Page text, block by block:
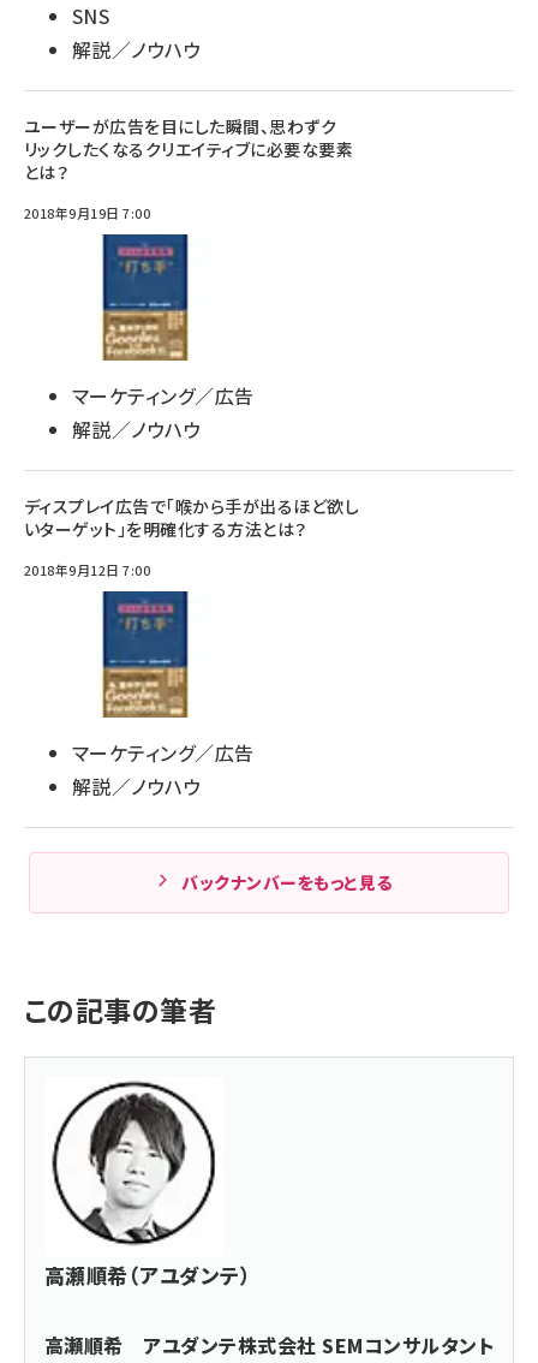
SNS
解説／ノウハウ
ユーザーが広告を目にした瞬間、思わずク
リックしたくなるクリエイティブに必要な要素
とは？
2018年9月19日 7:00
マーケティング／広告
解説／ノウハウ
ディスプレイ広告で「喉から手が出るほど欲し
いターゲット」を明確化する方法とは？
2018年9月12日 7:00
マーケティング／広告
解説／ノウハウ
バックナンバーをもっと見る
この記事の筆者
高瀬順希（アユダンテ）
高瀬順希 アユダンテ株式会社 SEMコンサルタント